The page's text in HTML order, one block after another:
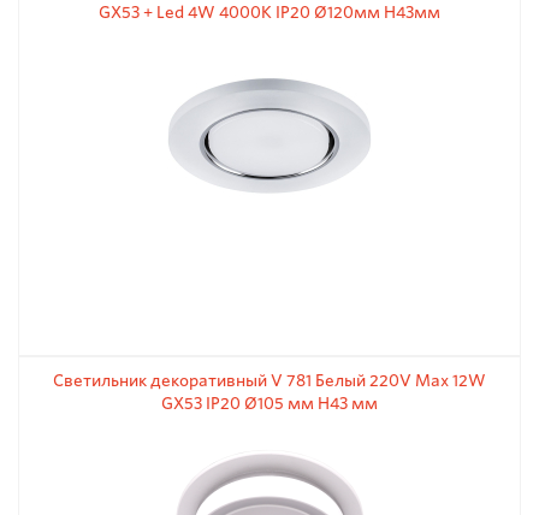
GX53 + Led 4W 4000K IP20 Ø120мм H43мм
Светильник декоративный V 781 Белый 220V Max 12W
GX53 IP20 Ø105 мм H43 мм